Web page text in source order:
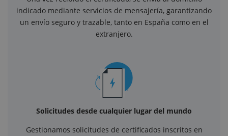
indicado mediante servicios de mensajería, garantizando
un envío seguro y trazable, tanto en España como en el
extranjero.
Solicitudes desde cualquier lugar del mundo
Gestionamos solicitudes de certificados inscritos en